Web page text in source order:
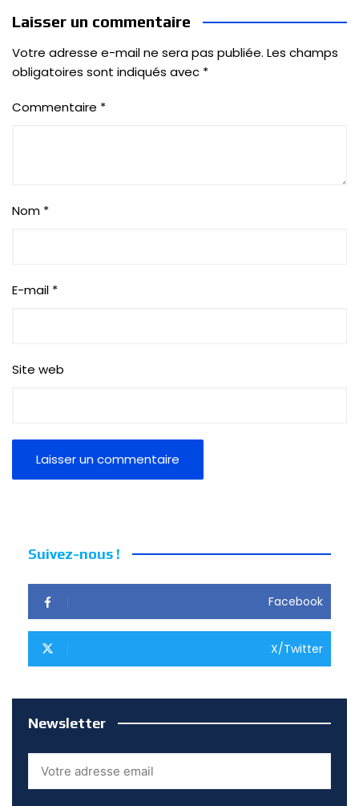
Laisser un commentaire
Votre adresse e-mail ne sera pas publiée. Les champs
obligatoires sont indiqués avec *
Commentaire *
Nom *
E-mail *
Site web
Suivez-nous !
Facebook
X/Twitter
Newsletter